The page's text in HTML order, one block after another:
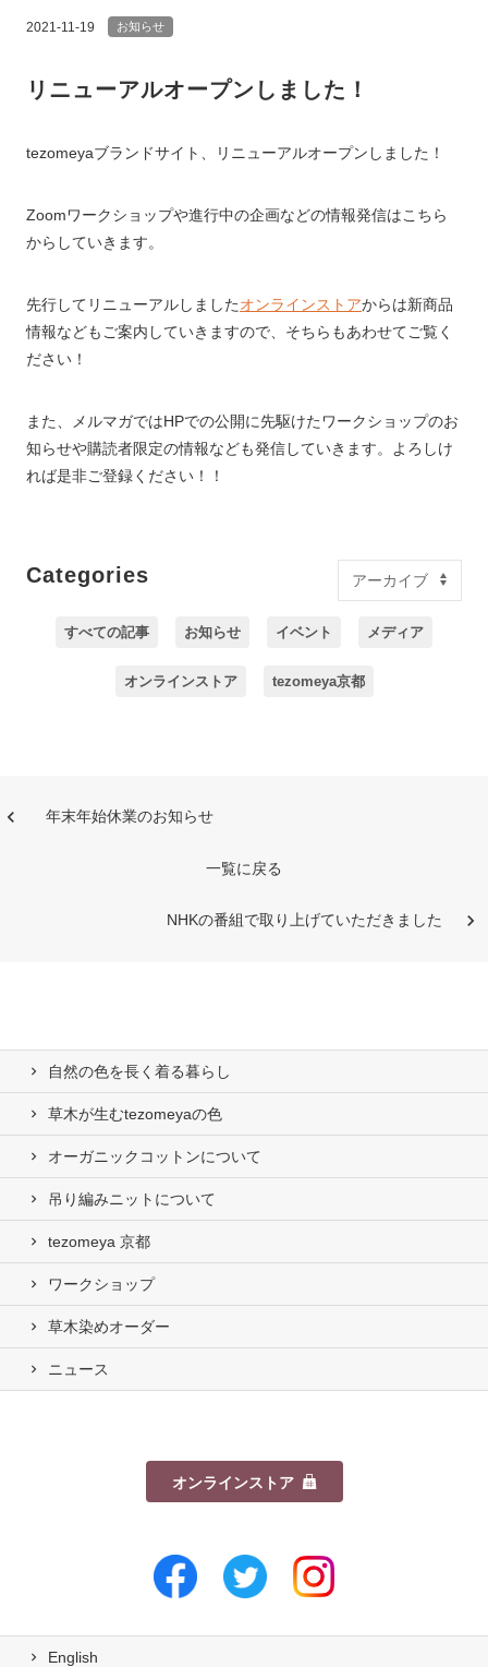
2021-11-19 お知らせ
リニューアルオープンしました！
tezomeyaブランドサイト、リニューアルオープンしました！
Zoomワークショップや進行中の企画などの情報発信はこちら
からしていきます。
先行してリニューアルしましたオンラインストアからは新商品
情報などもご案内していきますので、そちらもあわせてご覧く
ださい！
また、メルマガではHPでの公開に先駆けたワークショップのお
知らせや購読者限定の情報なども発信していきます。よろしけ
れば是非ご登録ください！！
Categories
すべての記事 お知らせ イベント メディア
オンラインストア tezomeya京都
年末年始休業のお知らせ
一覧に戻る
NHKの番組で取り上げていただきました
自然の⾊を⻑く着る暮らし
草木が生むtezomeyaの⾊
オーガニックコットンについて
吊り編みニットについて
tezomeya 京都
ワークショップ
草木染めオーダー
ニュース
オンラインストア
English